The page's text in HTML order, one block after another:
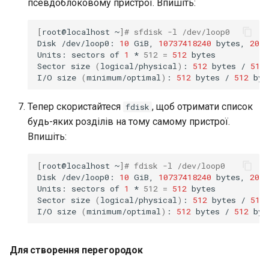
псевдоблоковому пристрої. Впишіть:
[root@localhost ~]# sfdisk -l /dev/loop0
Disk
/dev/loop0: 10 GiB, 10737418240 bytes,
Units:
sectors of 1 * 512 = 512 bytes
Sector size ( logical/physical ) : 512 bytes / 512
I/O size (minimum/optimal ) : 512 bytes / 512
Тепер скористайтеся fdisk , щоб отримати список
будь-яких розділів на тому самому пристрої.
Впишіть:
[root@localhost ~]# fdisk -l /dev/loop0
Disk
/dev/loop0: 10 GiB, 10737418240 bytes,
Units:
sectors of 1 * 512 = 512 bytes
Sector size ( logical/physical ) : 512 bytes / 512
I/O size (minimum/optimal ) : 512 bytes / 512
Для створення перегородок